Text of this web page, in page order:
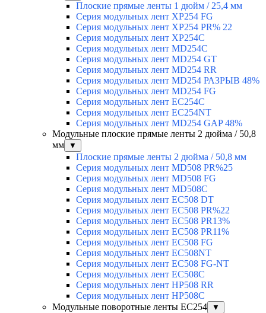
Плоские прямые ленты 1 дюйм / 25,4 мм
Серия модульных лент XP254 FG
Серия модульных лент XP254 PR% 22
Серия модульных лент XP254C
Серия модульных лент MD254C
Серия модульных лент MD254 GT
Серия модульных лент MD254 RR
Серия модульных лент MD254 РАЗРЫВ 48%
Серия модульных лент MD254 FG
Серия модульных лент EC254C
Серия модульных лент EC254NT
Серия модульных лент MD254 GAP 48%
Модульные плоские прямые ленты 2 дюйма / 50,8
мм
▼
Плоские прямые ленты 2 дюйма / 50,8 мм
Серия модульных лент MD508 PR%25
Серия модульных лент MD508 FG
Серия модульных лент MD508C
Серия модульных лент EC508 DT
Серия модульных лент EC508 PR%22
Серия модульных лент EC508 PR13%
Серия модульных лент EC508 PR11%
Серия модульных лент EC508 FG
Серия модульных лент EC508NT
Серия модульных лент EC508 FG-NT
Серия модульных лент EC508C
Серия модульных лент HP508 RR
Серия модульных лент HP508C
Модульные поворотные ленты EC254
▼